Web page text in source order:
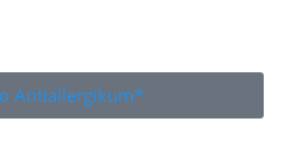
Antiallergikum*